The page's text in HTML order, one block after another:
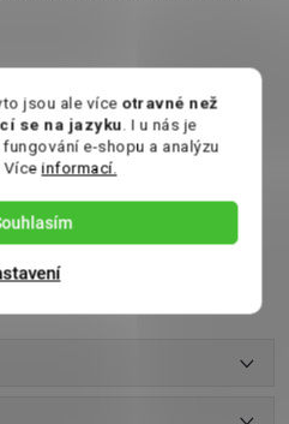
jsou ale více otravné než
se na jazyku. I u nás je
e-shopu a analýzu
Víceinformací.
Devonshire House, 1
5DR
čajů